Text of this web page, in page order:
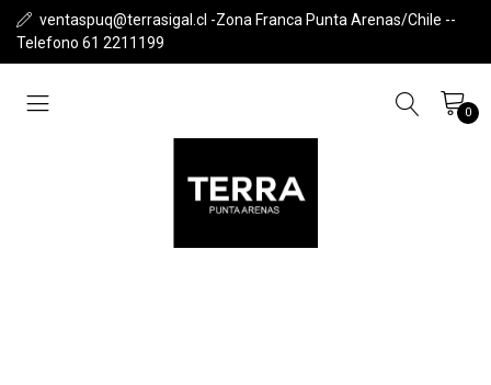
ventaspuq@terrasigal.cl -Zona Franca Punta Arenas/Chile --
Telefono 61 2211199
0